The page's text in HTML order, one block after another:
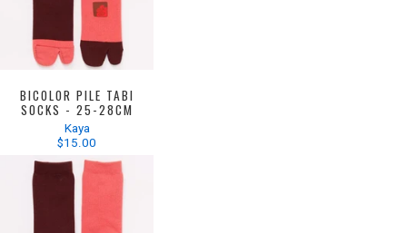
BICOLOR PILE TABI
SOCKS - 25-28CM
Kaya
$15.00